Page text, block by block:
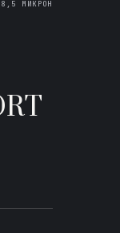
МИКРОН